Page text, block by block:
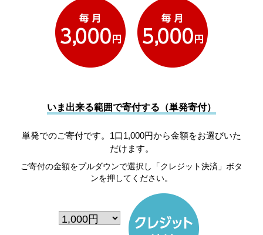
いま出来る範囲で寄付する（単発寄付）
単発でのご寄付です。1口1,000円から金額をお選びいた
だけます。
ご寄付の金額をプルダウンで選択し「クレジット決済」ボタ
ンを押してください。